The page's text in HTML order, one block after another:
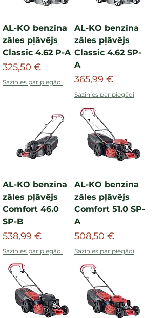
AL-KO benzīna
zāles pļāvējs
Classic 4.62 P-A
Cena
325,50 €
Sazinies par piegādi
AL-KO benzīna
zāles pļāvējs
Classic 4.62 SP-
A
Cena
365,99 €
Sazinies par piegādi
AL-KO benzīna
zāles pļāvējs
Comfort 46.0
SP-B
Cena
538,99 €
Sazinies par piegādi
AL-KO benzīna
zāles pļāvējs
Comfort 51.0 SP-
A
Cena
508,50 €
Sazinies par piegādi